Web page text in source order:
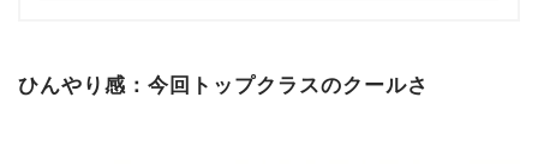
ひんやり感：今回トップクラスのクールさ